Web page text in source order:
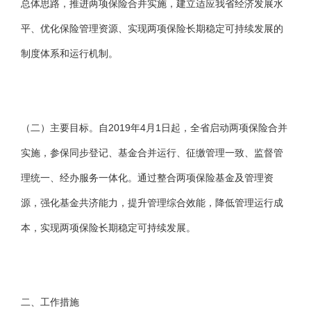
总体思路，推进两项保险合并实施，建立适应我省经济发展水
平、优化保险管理资源、实现两项保险长期稳定可持续发展的
制度体系和运行机制。
（二）主要目标。自2019年4月1日起，全省启动两项保险合并
实施，参保同步登记、基金合并运行、征缴管理一致、监督管
理统一、经办服务一体化。通过整合两项保险基金及管理资
源，强化基金共济能力，提升管理综合效能，降低管理运行成
本，实现两项保险长期稳定可持续发展。
二、工作措施